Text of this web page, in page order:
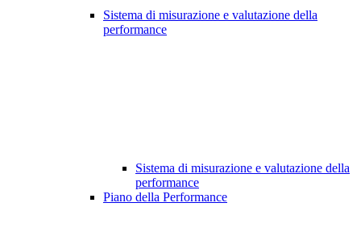
Sistema di misurazione e valutazione della
performance
Sistema di misurazione e valutazione della
performance
Piano della Performance